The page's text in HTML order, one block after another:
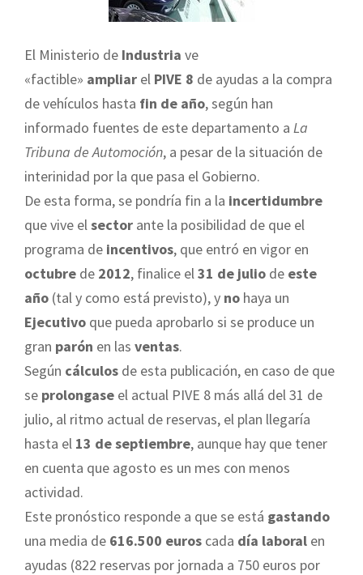
El Ministerio de Industria ve
«factible» ampliar el PIVE 8 de ayudas a la compra
de vehículos hasta fin de año, según han
informado fuentes de este departamento a La
Tribuna de Automoción, a pesar de la situación de
interinidad por la que pasa el Gobierno.
De esta forma, se pondría fin a la incertidumbre
que vive el sector ante la posibilidad de que el
programa de incentivos, que entró en vigor en
octubre de 2012, finalice el 31 de julio de este
año (tal y como está previsto), y no haya un
Ejecutivo que pueda aprobarlo si se produce un
gran parón en las ventas.
Según cálculos de esta publicación, en caso de que
se prolongase el actual PIVE 8 más allá del 31 de
julio, al ritmo actual de reservas, el plan llegaría
hasta el 13 de septiembre, aunque hay que tener
en cuenta que agosto es un mes con menos
actividad.
Este pronóstico responde a que se está gastando
una media de 616.500 euros cada día laboral en
ayudas (822 reservas por jornada a 750 euros por